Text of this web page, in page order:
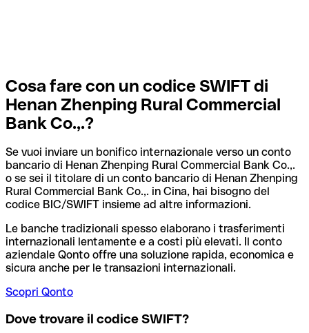
Cosa fare con un codice SWIFT di
Henan Zhenping Rural Commercial
Bank Co.,.?
Se vuoi inviare un bonifico internazionale verso un conto
bancario di Henan Zhenping Rural Commercial Bank Co.,.
o se sei il titolare di un conto bancario di Henan Zhenping
Rural Commercial Bank Co.,. in Cina, hai bisogno del
codice BIC/SWIFT insieme ad altre informazioni.
Le banche tradizionali spesso elaborano i trasferimenti
internazionali lentamente e a costi più elevati. Il conto
aziendale Qonto offre una soluzione rapida, economica e
sicura anche per le transazioni internazionali.
Scopri Qonto
Dove trovare il codice SWIFT?